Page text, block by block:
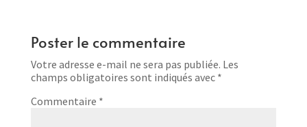
Poster le commentaire
Votre adresse e-mail ne sera pas publiée. Les
champs obligatoires sont indiqués avec *
Commentaire *